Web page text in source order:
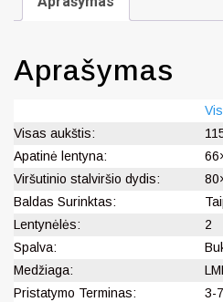
Aprašymas
Visas aukštis:
Apatinė lentyna:
Viršutinio stalviršio dydis:
Baldas Surinktas:
Lentynėlės:
2
Spalva:
Medžiaga:
Pristatymo Terminas:
3-